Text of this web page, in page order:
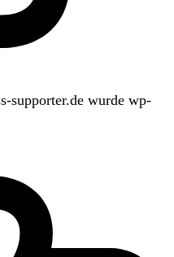
supporter.de wurde wp-